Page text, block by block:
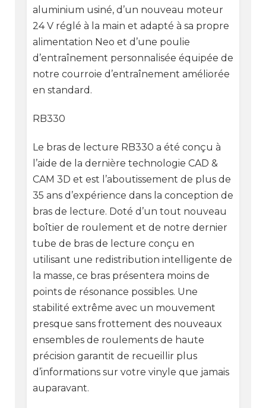
aluminium usiné, d’un nouveau moteur
24 V réglé à la main et adapté à sa propre
alimentation Neo et d’une poulie
d’entraînement personnalisée équipée de
notre courroie d’entraînement améliorée
en standard.
RB330
Le bras de lecture RB330 a été conçu à
l’aide de la dernière technologie CAD &
CAM 3D et est l’aboutissement de plus de
35 ans d’expérience dans la conception de
bras de lecture. Doté d’un tout nouveau
boîtier de roulement et de notre dernier
tube de bras de lecture conçu en
utilisant une redistribution intelligente de
la masse, ce bras présentera moins de
points de résonance possibles. Une
stabilité extrême avec un mouvement
presque sans frottement des nouveaux
ensembles de roulements de haute
précision garantit de recueillir plus
d’informations sur votre vinyle que jamais
auparavant.